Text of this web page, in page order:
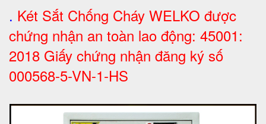
. Két Sắt Chống Cháy WELKO được
chứng nhận an toàn lao động: 45001:
2018 Giấy chứng nhận đăng ký số
000568-5-VN-1-HS